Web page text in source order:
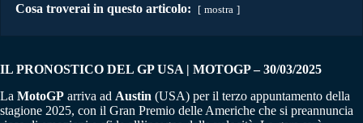
Cosa troverai in questo articolo: mostra
IL PRONOSTICO DEL GP USA | MOTOGP – 30/03/2025
La MotoGP arriva ad Austin (USA) per il terzo appuntamento della
stagione 2025, con il Gran Premio delle Americhe che si preannuncia